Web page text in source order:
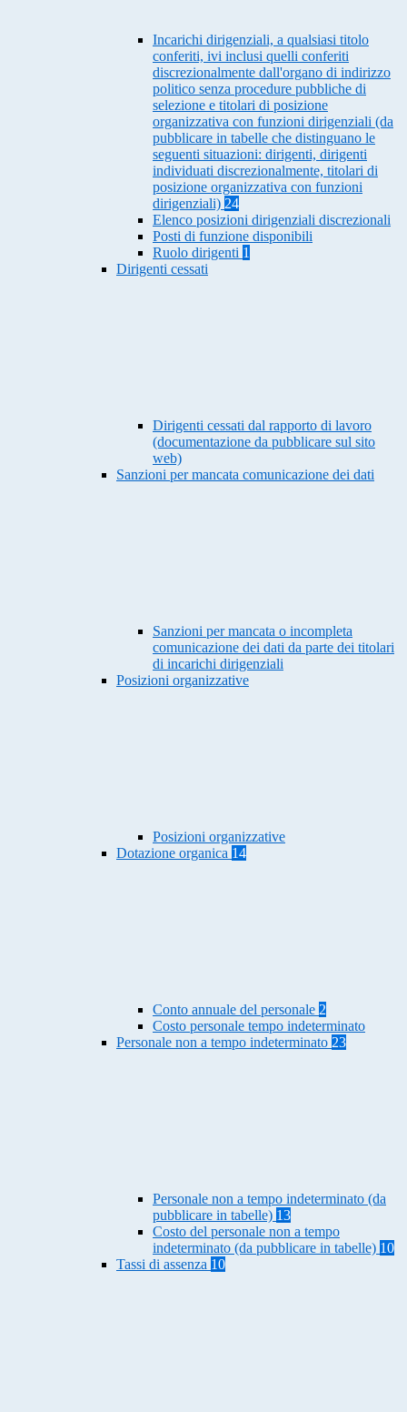
Incarichi dirigenziali, a qualsiasi titolo
conferiti, ivi inclusi quelli conferiti
discrezionalmente dall'organo di indirizzo
politico senza procedure pubbliche di
selezione e titolari di posizione
organizzativa con funzioni dirigenziali (da
pubblicare in tabelle che distinguano le
seguenti situazioni: dirigenti, dirigenti
individuati discrezionalmente, titolari di
posizione organizzativa con funzioni
dirigenziali) 24
Elenco posizioni dirigenziali discrezionali
Posti di funzione disponibili
Ruolo dirigenti 1
Dirigenti cessati
Dirigenti cessati dal rapporto di lavoro
(documentazione da pubblicare sul sito
web)
Sanzioni per mancata comunicazione dei dati
Sanzioni per mancata o incompleta
comunicazione dei dati da parte dei titolari
di incarichi dirigenziali
Posizioni organizzative
Posizioni organizzative
Dotazione organica 14
Conto annuale del personale 2
Costo personale tempo indeterminato
Personale non a tempo indeterminato 23
Personale non a tempo indeterminato (da
pubblicare in tabelle) 13
Costo del personale non a tempo
indeterminato (da pubblicare in tabelle) 10
Tassi di assenza 10